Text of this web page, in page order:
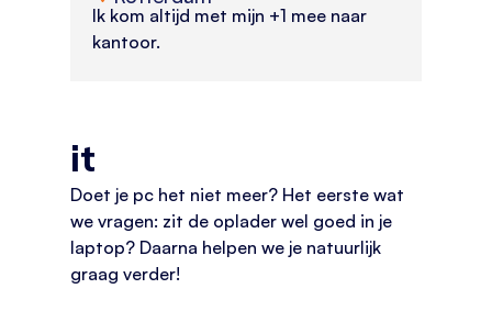
Ik kom altijd met mijn +1 mee naar
kantoor.
it
Doet je pc het niet meer? Het eerste wat
we vragen: zit de oplader wel goed in je
laptop? Daarna helpen we je natuurlijk
graag verder!